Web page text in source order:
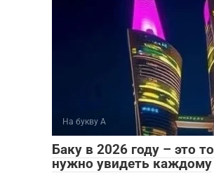
На букву А
Баку в 2026 году – это
нужно увидеть каждому